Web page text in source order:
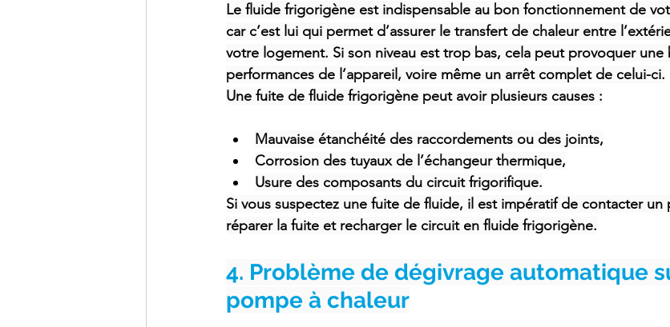
Le fluide frigorigène est indispensable au bon fonctionnement de
car c’est lui qui permet d’assurer le transfert de chaleur entre
votre logement. Si son niveau est trop bas, cela peut provoquer une
performances de l’appareil, voire même un arrêt complet de celui-ci.
Une fuite de fluide frigorigène peut avoir plusieurs causes :
Mauvaise étanchéité des raccordements ou des joints,
Corrosion des tuyaux de l’échangeur thermique,
Usure des composants du circuit frigorifique.
Si vous suspectez une fuite de fluide, il est impératif de contacter
réparer la fuite et recharger le circuit en fluide frigorigène.
4. Problème de dégivrage automatique
pompe à chaleur